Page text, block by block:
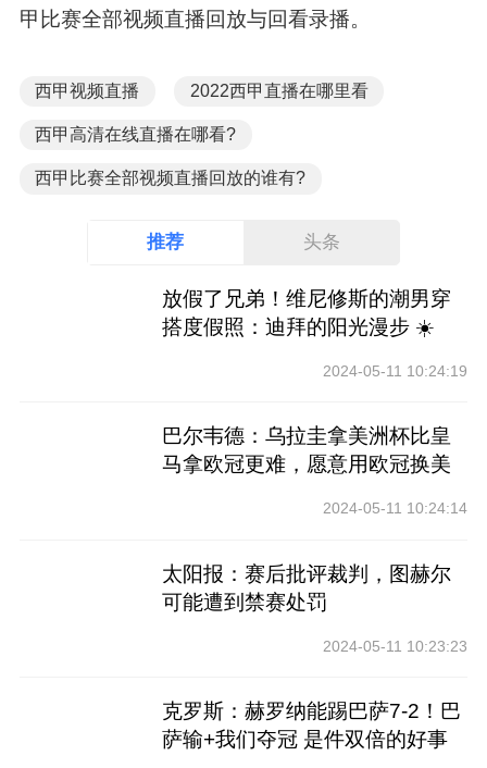
甲比赛全部视频直播回放与回看录播。
西甲视频直播 2022西甲直播在哪里看
西甲高清在线直播在哪看?
西甲比赛全部视频直播回放的谁有?
推荐 头条
放假了兄弟！维尼修斯的潮男穿
搭度假照：迪拜的阳光漫步 ☀️
2024-05-11 10:24:19
巴尔韦德：乌拉圭拿美洲杯比皇
马拿欧冠更难，愿意用欧冠换美
2024-05-11 10:24:14
太阳报：赛后批评裁判，图赫尔
可能遭到禁赛处罚
2024-05-11 10:23:23
克罗斯：赫罗纳能踢巴萨7-2！巴
萨输+我们夺冠 是件双倍的好事